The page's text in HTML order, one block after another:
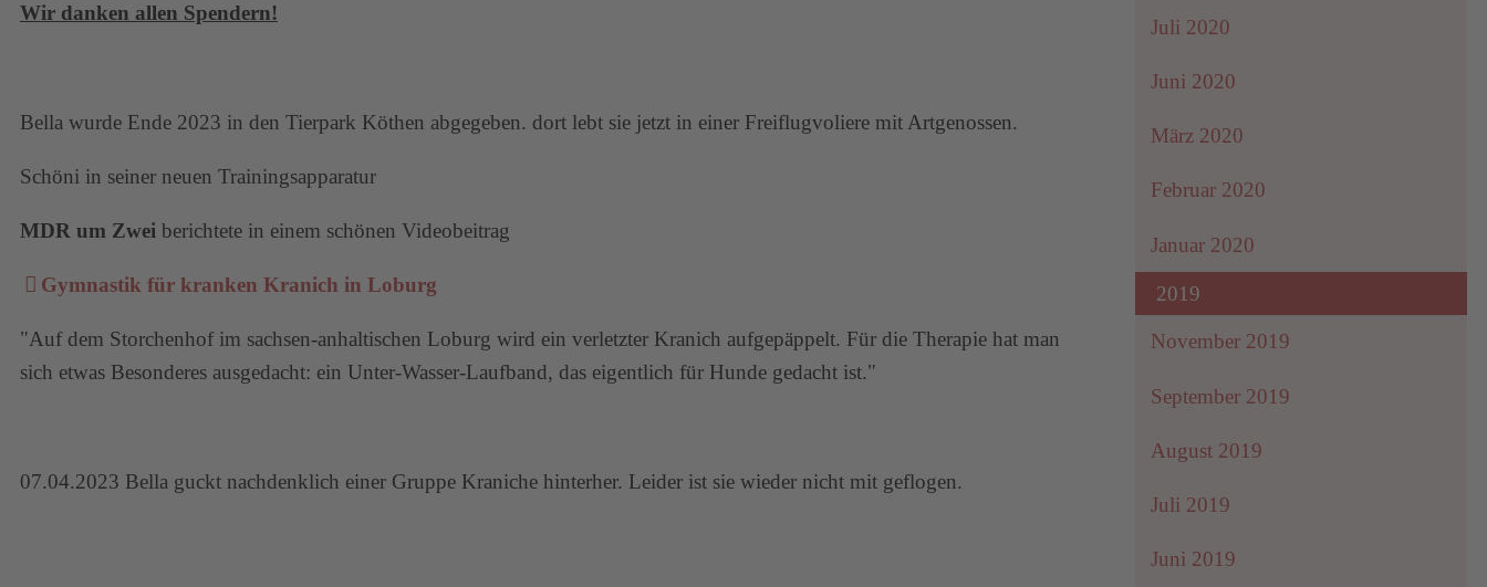
Wir danken allen Spendern!
Bella wurde Ende 2023 in den Tierpark Köthen abgegeben. dort lebt sie jetzt in einer Freiflugvoliere mit Artgenossen.
Schöni in seiner neuen Trainingsapparatur
MDR um Zwei berichtete in einem schönen Videobeitrag
Gymnastik für kranken Kranich in Loburg
"Auf dem Storchenhof im sachsen-anhaltischen Loburg wird ein verletzter Kranich aufgepäppelt. Für die Therapie hat man
sich etwas Besonderes ausgedacht: ein Unter-Wasser-Laufband, das eigentlich für Hunde gedacht ist."
07.04.2023 Bella guckt nachdenklich einer Gruppe Kraniche hinterher. Leider ist sie wieder nicht mit geflogen.
Juli 2020
Juni 2020
März 2020
Februar 2020
Januar 2020
2019
November 2019
September 2019
August 2019
Juli 2019
Juni 2019